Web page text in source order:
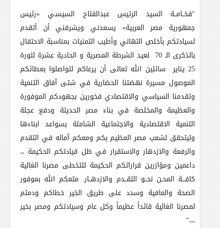
"فخــامــة السيد الرئيس عبدالفتاح السيسـي «رئيس
جمهورية مصر العربية» يسعدني ويشرفني أن أتقدم
لسيادتكم بأخلص التهاني وأطيب التمنيات بمناسبة الاحتفال
بالذكرى الـ 70 لعيد الشرطة المصرية و الحادية عشرة لثورة
25 يناير سائلين الله تعالى أن يرعاكم لتواصلوا بعطائكم
الموصول مسيرة نهضتنا الحضارية في شتى آفاق التنمية
وتقدمنا السياسي والاقتصادي فخورين بجهودكم الموفورة
والعظيمة والمخلصة في بناء مصر الحديثة ودفع عجلة
التنمية الاقتصادية والاجتماعية الشاملة بسواعد ابناءها
وليتحقق لشعب مصر العظيم بكم ومعكم آماله في التقدم
والرفعة والازدهار والاستقرار في ظل قيادتكم الحكيمة ،،
داعمين ومؤازرين قراراتكم الحكيمة لتتخطى مصرنا الغالية
كافـــة المحـن نحــو التقــدم والازدهــار. متعكم الله بموفور
الصحة والعافية وسدد على طريق الخير خطاكم ودمتم
لمصرنا الغالية قائداً عظيماً وكل عام وسيادتكم ومصر بخير
،،،"